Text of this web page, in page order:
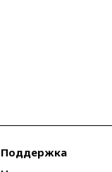
Поддержка